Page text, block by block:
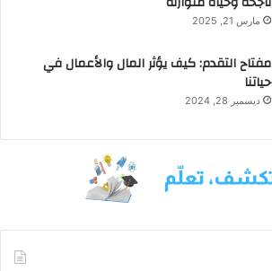
مارس 21, 2025
مفتاح التقدم: كيف يؤثر المال والأعمال في
حياتنا
ديسمبر 28, 2024